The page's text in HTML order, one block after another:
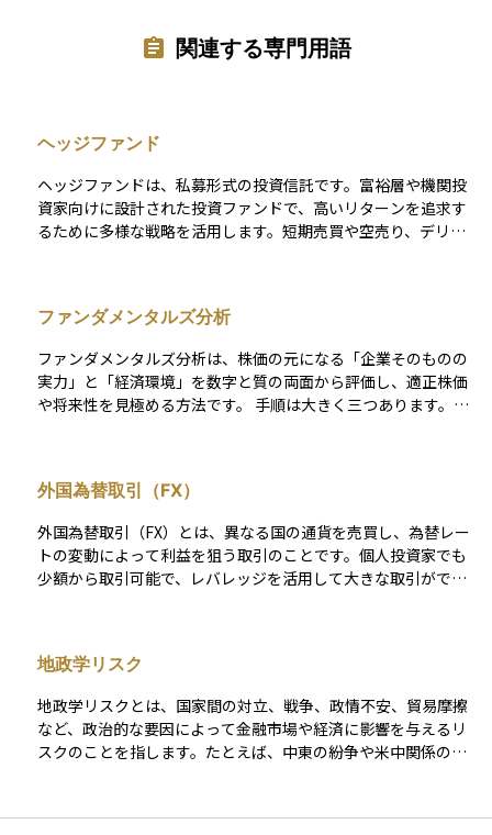
関連する専門用語
ヘッジファンド
ヘッジファンドは、私募形式の投資信託です。富裕層や機関投
資家向けに設計された投資ファンドで、高いリターンを追求す
るために多様な戦略を活用します。短期売買や空売り、デリバ
なり、ファンドによっては透明性が低い場合があります。ま
た、成功報酬を含む手数料体系は一般的な投資信託よりも高く
設定される傾向があり、一定の資金拘束期間が設けられること
が多いため、流動性が低い点にも留意が必要です。 投資家は、
これらの特性を理解した上で、自身のリスク許容度に合った選
ファンダメンタルズ分析
ファンダメンタルズ分析は、株価の元になる「企業そのものの
実力」と「経済環境」を数字と質の両面から評価し、適正株価
や将来性を見極める方法です。 手順は大きく三つあります。第
長率、営業利益率、自己資本比率、EPS、フリーキャッシュフ
ロー（FCF）などの実績データを、割安度の目安としてはPER
やPBR、収益効率を測るROEを使います。 定性面ではビジネス
モデル、シェア、経営陣の実行力、ESG姿勢など数字に表れに
くい要素をチェックします。同業他社と比べて指標が優れてい
断できます。ただし決算が粉飾されていたり、外部ショックで
算更新やニュースで仮説を検証し続けることが欠かせません。
短期的な売買ポイントはチャートや出来高で補い、ファンダメ
ンタルズ分析は中長期の銘柄選定に活用するのが基本です。
外国為替取引（FX）
外国為替取引（FX）とは、異なる国の通貨を売買し、為替レー
トの変動によって利益を狙う取引のことです。個人投資家でも
少額から取引可能で、レバレッジを活用して大きな取引ができ
地政学リスク
地政学リスクとは、国家間の対立、戦争、政情不安、貿易摩擦
など、政治的な要因によって金融市場や経済に影響を与えるリ
スクのことを指します。たとえば、中東の紛争や米中関係の悪
る金（ゴールド）や国債に資金が流れる傾向があります。原油